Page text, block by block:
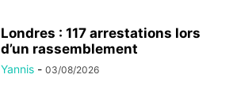
Londres : 117 arrestations lors
d’un rassemblement
Yannis - 03/08/2026